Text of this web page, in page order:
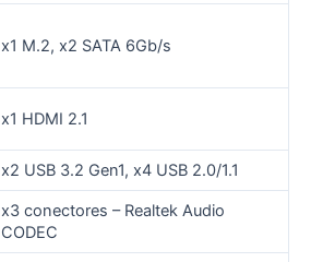
x1 M.2, x2 SATA 6Gb/s
x1 HDMI 2.1
x2 USB 3.2 Gen1, x4 USB 2.0/1.1
x3 conectores – Realtek Audio
CODEC